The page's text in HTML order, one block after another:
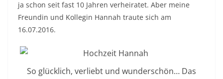
ja schon seit fast 10 Jahren verheiratet. Aber meine
Freundin und Kollegin Hannah traute sich am
16.07.2016.
So glücklich, verliebt und wunderschön… Das